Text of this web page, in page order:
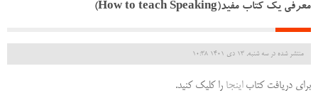
معرفی یک کتاب مفید(How to teach Speaking)
منتشر شده در سه شنبه, 13 دی 1401 10:38
برای دریافت کتاباینجا را کلیک کنید.